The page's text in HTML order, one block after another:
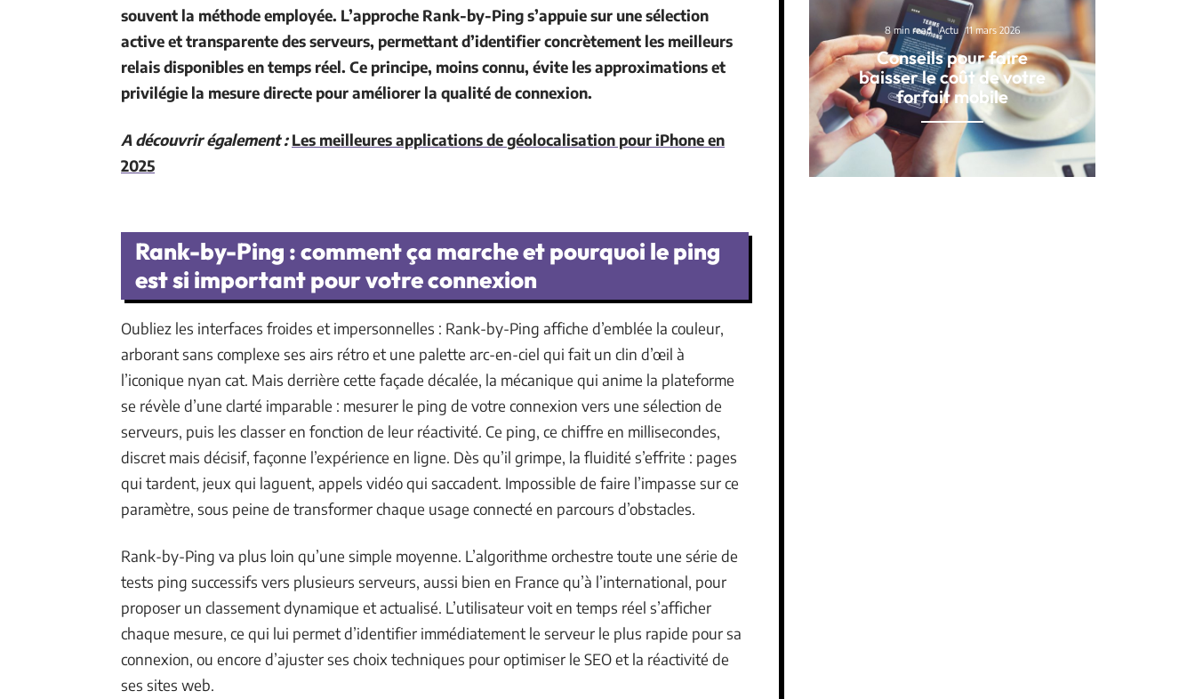
souvent la méthode employée. L’approche Rank-by-Ping s’appuie sur une sélection
active et transparente des serveurs, permettant d’identifier concrètement les meilleurs
relais disponibles en temps réel. Ce principe, moins connu, évite les approximations et
privilégie la mesure directe pour améliorer la qualité de connexion.
A découvrir également : Les meilleures applications de géolocalisation pour iPhone en
2025
Rank-by-Ping : comment ça marche et pourquoi le ping
est si important pour votre connexion
Oubliez les interfaces froides et impersonnelles : Rank-by-Ping affiche d’emblée la couleur,
arborant sans complexe ses airs rétro et une palette arc-en-ciel qui fait un clin d’œil à
l’iconique nyan cat. Mais derrière cette façade décalée, la mécanique qui anime la plateforme
se révèle d’une clarté imparable : mesurer le ping de votre connexion vers une sélection de
serveurs, puis les classer en fonction de leur réactivité. Ce ping, ce chiffre en millisecondes,
discret mais décisif, façonne l’expérience en ligne. Dès qu’il grimpe, la fluidité s’effrite : pages
qui tardent, jeux qui laguent, appels vidéo qui saccadent. Impossible de faire l’impasse sur ce
paramètre, sous peine de transformer chaque usage connecté en parcours d’obstacles.
Rank-by-Ping va plus loin qu’une simple moyenne. L’algorithme orchestre toute une série de
tests ping successifs vers plusieurs serveurs, aussi bien en France qu’à l’international, pour
proposer un classement dynamique et actualisé. L’utilisateur voit en temps réel s’afficher
chaque mesure, ce qui lui permet d’identifier immédiatement le serveur le plus rapide pour sa
connexion, ou encore d’ajuster ses choix techniques pour optimiser le SEO et la réactivité de
ses sites web.
8 min read Actu 11 mars 2026
Conseils pour faire
baisser le coût de votre
forfait mobile